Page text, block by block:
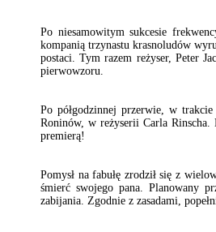
Po niesamowitym sukcesie
kompanią trzynastu krasnoludów
postaci. Tym razem reżyser, Peter
pierwowzoru.
Po półgodzinnej przerwie, w
Roninów, w reżyserii Carla
premierą!
Pomysł na fabułę zrodził się z
śmierć swojego pana. Planowany
zabijania. Zgodnie z zasadami,